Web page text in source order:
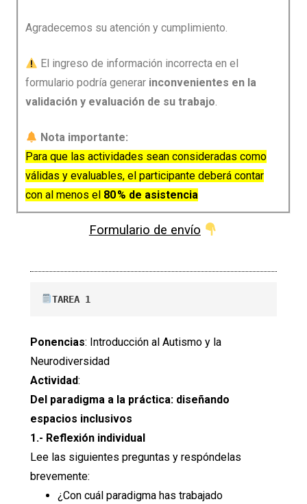
Agradecemos su atención y cumplimiento.
El ingreso de información incorrecta en el
formulario podría generar inconvenientes en la
validación y evaluación de su trabajo.
Nota importante:
Para que las actividades sean consideradas como
válidas y evaluables, el participante deberá contar
con al menos el 80 % de asistencia
Formulario de envío
TAREA 1
Ponencias: Introducción al Autismo y la
Neurodiversidad
Actividad:
Del paradigma a la práctica: diseñando
espacios inclusivos
1.- Reflexión individual
Lee las siguientes preguntas y respóndelas
brevemente:
¿Con cuál paradigma has trabajado